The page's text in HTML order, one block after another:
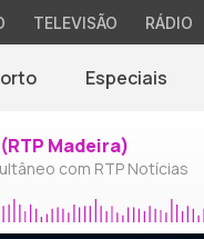
TELEVISÃO RÁDIO
Especiais
Madeira)
com RTP Notícias